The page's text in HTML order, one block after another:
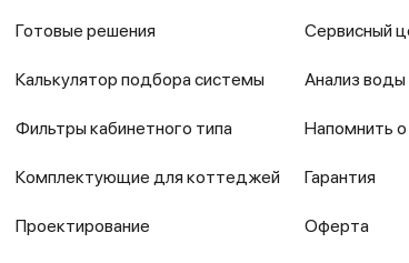
Готовые решения
Калькулятор подбора системы
Фильтры кабинетного типа
Комплектующие для коттеджей
Проектирование
Сервисный
Анализ воды
Напомнить
Гарантия
Оферта